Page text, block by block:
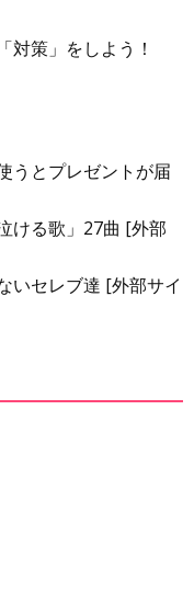
対策」をしよう！
うとプレゼントが届
ける歌」27曲 [外部
いセレブ達 [外部サイ